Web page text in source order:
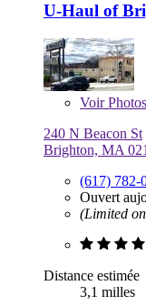
U-Haul of
VoirPhotos
240 N Beacon St
Brighton, MA
(617) 782-
Ouvert
(Limited
Distance estimée
3,1 milles